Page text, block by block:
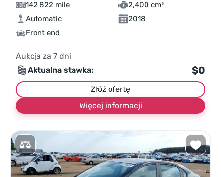
142 822 mile
2,400 cm³
Automatic
2018
Front end
Aukcja za 7 dni
Aktualna stawka:
$0
Złóż ofertę
Więcej informacji